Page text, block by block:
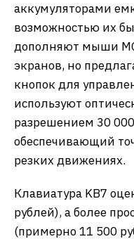
аккумуляторами
возможностью их
дополняют мыши
экранов, но
кнопок для
используют
разрешением 30
обеспечивающий
резких движениях.
Клавиатура KB7
рублей), а более
(примерно 11 500